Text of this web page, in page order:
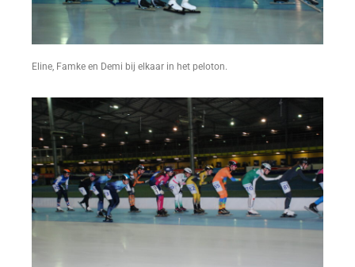
Eline, Famke en Demi bij elkaar in het peloton.